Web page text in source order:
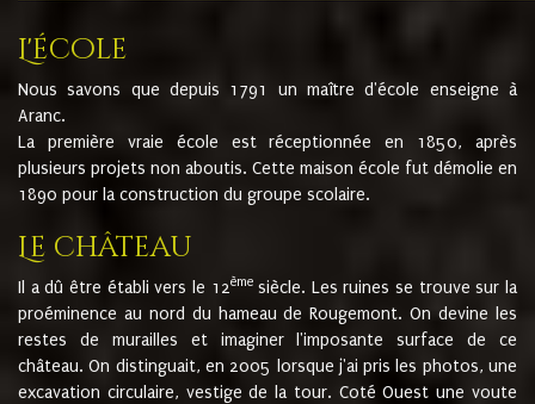
L'école
Nous savons que depuis 1791 un maître d'école enseigne à
Aranc.
La première vraie école est réceptionnée en 1850, après
plusieurs projets non aboutis. Cette maison école fut démolie en
1890 pour la construction du groupe scolaire.
Le château
Il a dû être établi vers le 12èmesiècle. Les ruines se trouve sur la
proéminence au nord du hameau de Rougemont. On devine les
restes de murailles et imaginer l'imposante surface de ce
château. On distinguait, en 2005 lorsque j'ai pris les photos, une
excavation circulaire, vestige de la tour. Coté Ouest une voute